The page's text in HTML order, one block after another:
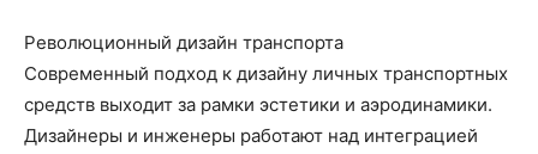
Революционный дизайн транспорта
Современный подход к дизайну личных транспортных
средств выходит за рамки эстетики и аэродинамики.
Дизайнеры и инженеры работают над интеграцией